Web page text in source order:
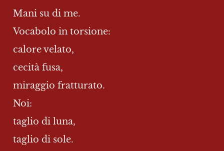
Mani su di me.
Vocabolo in torsione:
calore velato,
cecità fusa,
miraggio fratturato.
Noi:
taglio di luna,
taglio di sole.